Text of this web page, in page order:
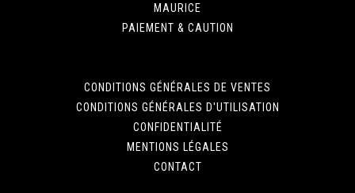
MAURICE
PAIEMENT & CAUTION
CONDITIONS GÉNÉRALES DE VENTES
CONDITIONS GÉNÉRALES D'UTILISATION
CONFIDENTIALITÉ
MENTIONS LÉGALES
CONTACT